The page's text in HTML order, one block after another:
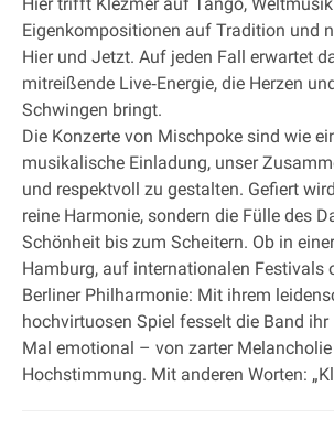
Eigenkompositionen auf Tradition und
Hier und Jetzt. Auf jeden Fall erwartet
mitreißende Live‐Energie, die Herzen
Schwingen bringt.
Die Konzerte von Mischpoke sind wie
musikalische Einladung, unser
und respektvoll zu gestalten. Gefiert
reine Harmonie, sondern die Fülle des
Schönheit bis zum Scheitern. Ob in
Hamburg, auf internationalen Festivals
Berliner Philharmonie: Mit ihrem
hochvirtuosen Spiel fesselt die Band
Mal emotional – von zarter
Hochstimmung. Mit anderen Worten: